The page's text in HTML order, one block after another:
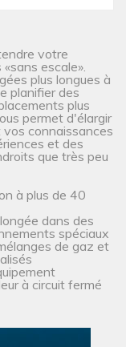
votre
escale».
plus longues à
planifier des
plus
permet d'élargir
connaissances
et des
que très peu
à plus de 40
dans des
spéciaux
de gaz et
à circuit fermé